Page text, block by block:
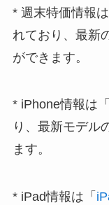
* 週末特価情報は
れており、最新
ができます。
* iPhone情報は「
り、最新モデル
ます。
* iPad情報は「